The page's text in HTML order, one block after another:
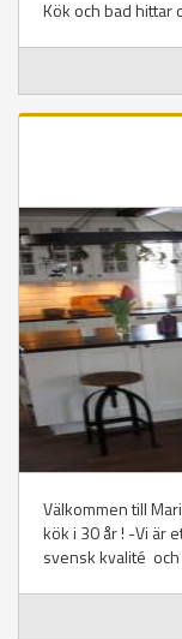
Kök och bad hittar
Välkommen till
kök i 30 år ! -Vi är
svensk kvalité